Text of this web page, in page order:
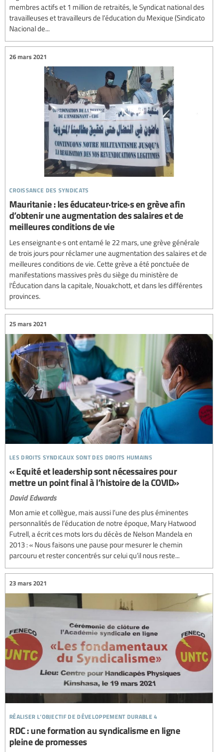
membres actifs et 1 million de retraités, le Syndicat national des
travailleuses et travailleurs de l’éducation du Mexique (Sindicato
Nacional de...
croissance des syndicats
26 mars 2021
Mauritanie : les éducateur·trice·s en grève afin
d’obtenir une augmentation des salaires et de
meilleures conditions de vie
Les enseignant·e·s ont entamé le 22 mars, une grève générale
de trois jours pour réclamer une augmentation des salaires et de
meilleures conditions de vie. Cette grève a été ponctuée de
manifestations massives près du siège du ministère de
l'Éducation dans la capitale, Nouakchott, et dans les différentes
provinces.
les droits syndicaux sont des droits humains
25 mars 2021
« Equité et leadership sont nécessaires pour
mettre un point final à l’histoire de la COVID»
David Edwards
Mon amie et collègue, mais aussi l’une des plus éminentes
personnalités de l’éducation de notre époque, Mary Hatwood
Futrell, a écrit ces mots lors du décès de Nelson Mandela en
2013 : « Nous faisons une pause pour mesurer le chemin
parcouru et rester concentrés sur celui qu’il nous reste...
réaliser l’objectif de développement durable 4
23 mars 2021
RDC : une formation au syndicalisme en ligne
pleine de promesses